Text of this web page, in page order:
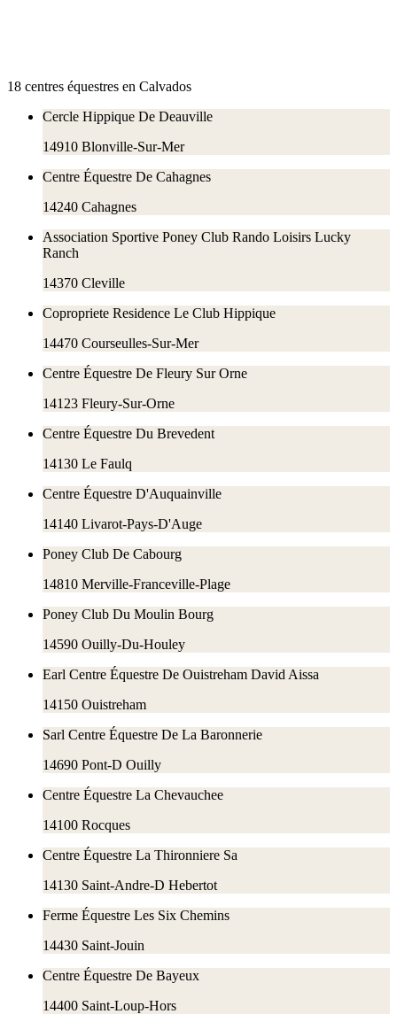
18 centres équestres en Calvados
Cercle Hippique De Deauville
14910 Blonville-Sur-Mer
Centre Équestre De Cahagnes
14240 Cahagnes
Association Sportive Poney Club Rando Loisirs Lucky
Ranch
14370 Cleville
Copropriete Residence Le Club Hippique
14470 Courseulles-Sur-Mer
Centre Équestre De Fleury Sur Orne
14123 Fleury-Sur-Orne
Centre Équestre Du Brevedent
14130 Le Faulq
Centre Équestre D'Auquainville
14140 Livarot-Pays-D'Auge
Poney Club De Cabourg
14810 Merville-Franceville-Plage
Poney Club Du Moulin Bourg
14590 Ouilly-Du-Houley
Earl Centre Équestre De Ouistreham David Aissa
14150 Ouistreham
Sarl Centre Équestre De La Baronnerie
14690 Pont-D Ouilly
Centre Équestre La Chevauchee
14100 Rocques
Centre Équestre La Thironniere Sa
14130 Saint-Andre-D Hebertot
Ferme Équestre Les Six Chemins
14430 Saint-Jouin
Centre Équestre De Bayeux
14400 Saint-Loup-Hors